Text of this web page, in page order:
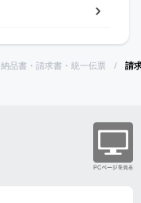
納品書・請求書・統一伝票 請